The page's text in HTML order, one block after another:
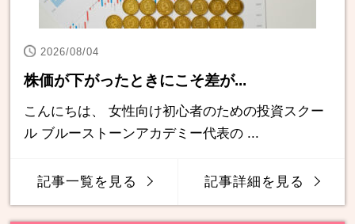
2026/08/04
株価が下がったときにこそ差が...
こんにちは、 女性向け初心者のための投資スクー
ル ブルーストーンアカデミー代表の ...
記事一覧を見る 記事詳細を見る